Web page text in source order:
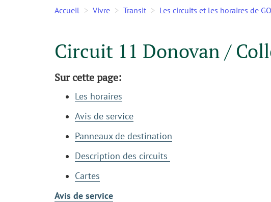
Accueil Vivre Transit Les circuits et les horaires de
Circuit 11 Donovan /
Sur cette page:
Les horaires
Avis de service
Panneaux de destination
Description des circuits
Cartes
Avis de service